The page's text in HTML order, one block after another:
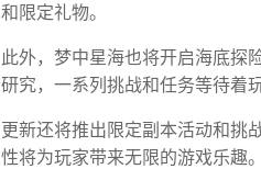
和限定礼物。
此外，梦中星海也将开启海底探
研究，一系列挑战和任务等待着
更新还将推出限定副本活动和挑
性将为玩家带来无限的游戏乐趣。